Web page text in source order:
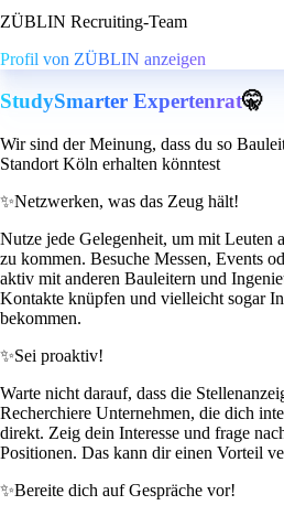
ZÜBLIN Recruiting-Team
Profil von ZÜBLIN anzeigen
StudySmarter Expertenrat🤫
Wir sind der Meinung, dass du so
Standort Köln erhalten könntest
✨Netzwerken, was das Zeug hält!
Nutze jede Gelegenheit, um mit Leuten
zu kommen. Besuche Messen, Events
aktiv mit anderen Bauleitern und
Kontakte knüpfen und vielleicht sogar
bekommen.
✨Sei proaktiv!
Warte nicht darauf, dass die
Recherchiere Unternehmen, die dich
direkt. Zeig dein Interesse und frage
Positionen. Das kann dir einen Vorteil
✨Bereite dich auf Gespräche vor!